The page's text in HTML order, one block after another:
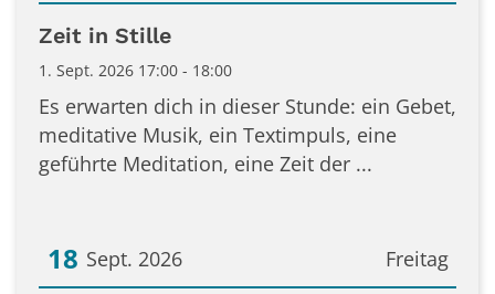
Datum: 1. September 2026
Zeit in Stille
1. Sept. 2026 17:00 - 18:00
Es erwarten dich in dieser Stunde: ein Gebet,
meditative Musik, ein Textimpuls, eine
geführte Meditation, eine Zeit der ...
Freitag
18 Sept. 2026